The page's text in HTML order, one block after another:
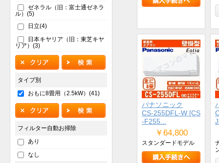
パナソニック
CS-255DFL-W [CS
-F255...
￥64,800
スタンダードモデル
ゼネラル（旧：富士通ゼネラ
ル）(5)
日立(4)
日本キヤリア（旧：東芝キヤ
リア）(3)
タイプ別
おもに8畳用（2.5kW）(41)
フィルター自動お掃除
あり
なし